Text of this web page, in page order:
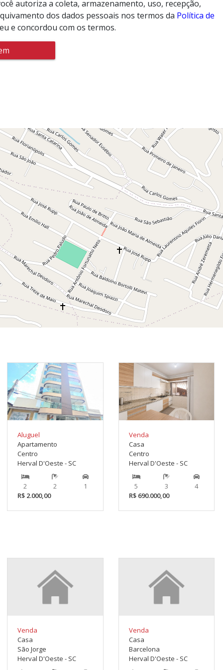
autoriza a coleta, armazenamento, uso, recepção,
dos dados pessoais nos termos da Política de
e concordou com os termos.
Aluguel
Apartamento
Centro
Herval D'Oeste - SC
2 2
1
R$ 2.000,00
Venda
Casa
Centro
Herval D'Oeste - SC
5 3
4
R$ 690.000,00
Venda
Casa
São Jorge
Herval D'Oeste - SC
Venda
Casa
Barcelona
Herval D'Oeste - SC